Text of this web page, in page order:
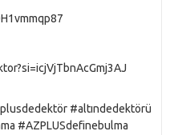
#altındedektörü
#AZPLUSdefinebulma